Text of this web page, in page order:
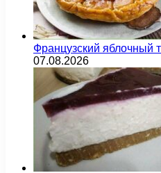
Французский яблочный
07.08.2026